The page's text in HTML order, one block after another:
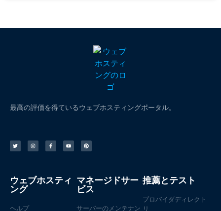
最高の評価を得ているウェブホスティングポータル。
ウェブホスティ
ング
ヘルプ
マネージドサー
ビス
サーバーのメンテナン
推薦とテスト
プロバイダディレクト
リ